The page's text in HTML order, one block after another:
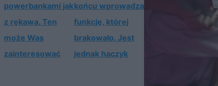
powerbankami jak
z rękawa. Ten
może Was
zainteresować
końcu wprowadza
funkcję, której
brakowało. Jest
jednak haczyk